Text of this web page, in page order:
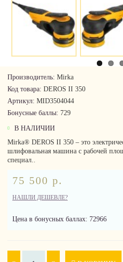
Производитель: Mirka
Код товара: DEROS II 350
Артикул: MID3504044
Бонусные баллы: 729
В НАЛИЧИИ
Mirka® DEROS II 350 – это
шлифовальная машина с рабочей
специал..
75 500 р.
НАШЛИ ДЕШЕВЛЕ?
Цена в бонусных баллах: 72966